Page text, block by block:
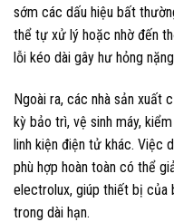
sớm các dấu hiệu bất
thể tự xử lý hoặc nhờ đến
lỗi kéo dài gây hư hỏng
Ngoài ra, các nhà sản xuất
kỳ bảo trì, vệ sinh máy,
linh kiện điện tử khác. Việc
phù hợp hoàn toàn có thể
electrolux, giúp thiết bị của
trong dài hạn.